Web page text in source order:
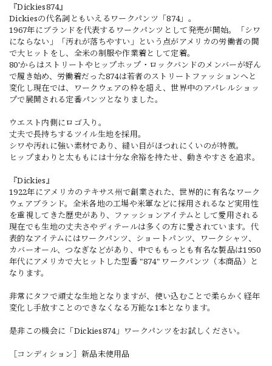
『Dickies874』
Dickiesの代名詞ともいえるワークパンツ「874」。
1967年にブランドを代表するワークパンツとして発売が開始。「シワ
にならない」「汚れが落ちやすい」という点がアメリカの労働者の間
で大ヒットをし、全米の制服や作業着として定着。
80'からはストリートやヒップホップ・ロックバンドのメンバーが好ん
で履き始め、労働着だった874は若者のストリートファッションへと
変化し現在では、ワークウェアの枠を超え、世界中のアパレルショッ
プで展開される定番パンツとなりました。
ウエスト内側にロゴ入り。
丈夫で長持ちするツイル生地を採用。
シワや汚れに強い素材であり、縫い目がほつれにくいのが特徴。
ヒップまわりと太ももには十分な余裕を持たせ、動きやすさを追求。
『Dickies』
1922年にアメリカのテキサス州で創業された、世界的に有名なワーク
ウェアブランド。全米各地の工場や米軍などに採用されるなど実用性
を重視してきた歴史があり、ファッションアイテムとして愛用される
現在でも生地の丈夫さやディテールは多くの方に愛されています。代
表的なアイテムにはワークパンツ、ショートパンツ、ワークシャツ、
カバーオール、つなぎなどがあり、中でももっとも有名な製品は1950
年代にアメリカで大ヒットした型番 "874" ワークパンツ（本商品）と
なります。
非常にタフで頑丈な生地となりますが、使い込むことで柔らかく経年
変化し手放すことのできなくなる万能な1本となります。
是非この機会に「Dickies874」ワークパンツをお試しください。
［コンディション］新品未使用品